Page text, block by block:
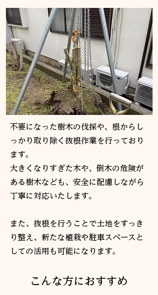
不要になった樹木の伐採や、根からし
っかり取り除く抜根作業を行っており
ます。
大きくなりすぎた木や、倒木の危険が
ある樹木なども、安全に配慮しながら
丁寧に対応いたします。
また、抜根を行うことで土地をすっき
り整え、新たな植栽や駐車スペースと
しての活用も可能になります。
こんな方におすすめ